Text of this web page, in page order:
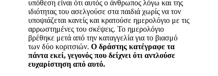
υπόθεση είναι ότι αυτός ο άνθρωπος λόγω και της
ιδιότητας του ασελγούσε στα παιδιά χωρίς να τον
υποψιάζεται κανείς και κρατούσε ημερολόγιο με τις
αρρωστημένες του σκέψεις. Το ημερολόγιο
βρέθηκε μετά από την καταγγελία για το βιασμό
των δύο κοριτσιών. Ο δράστης κατέγραφε τα
πάντα εκεί, γεγονός που δείχνει ότι αντλούσε
ευχαρίστηση από αυτό.